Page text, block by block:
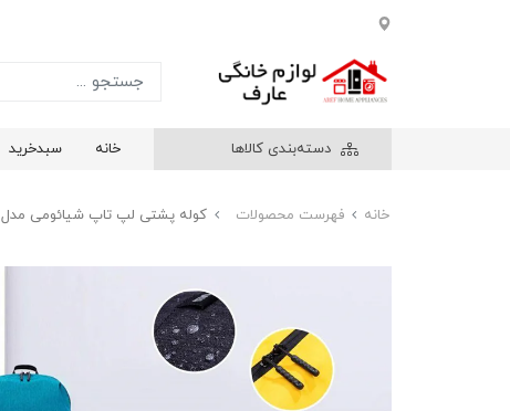
دسته‌بندی کالاها خانه سبدخرید
خانه فهرست محصولات کوله پشتی لپ تاپ شیائومی مدل mi casual daypack bag 10l